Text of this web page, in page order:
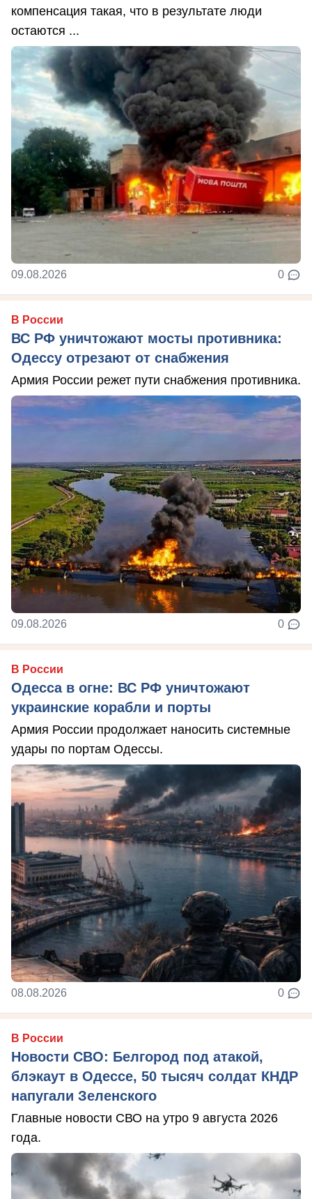
компенсация такая, что в результате люди
остаются ...
09.08.2026 0
В России
ВС РФ уничтожают мосты противника:
Одессу отрезают от снабжения
Армия России режет пути снабжения противника.
09.08.2026 0
В России
Одесса в огне: ВС РФ уничтожают
украинские корабли и порты
Армия России продолжает наносить системные
удары по портам Одессы.
08.08.2026 0
В России
Новости СВО: Белгород под атакой,
блэкаут в Одессе, 50 тысяч солдат КНДР
напугали Зеленского
Главные новости СВО на утро 9 августа 2026
года.